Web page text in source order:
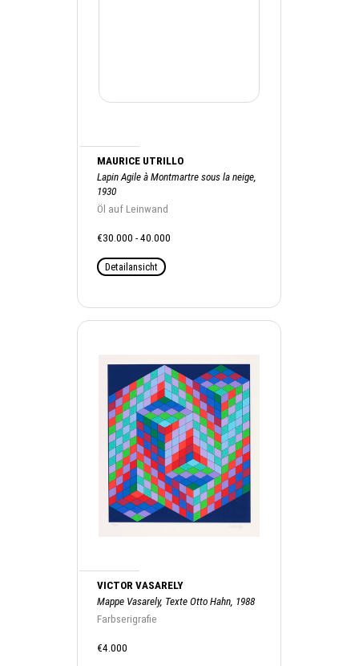
MAURICE UTRILLO
Lapin Agile à Montmartre sous la neige,
1930
Öl auf Leinwand
€30.000 - 40.000
Detailansicht
VICTOR VASARELY
Mappe Vasarely, Texte Otto Hahn, 1988
Farbserigrafie
€4.000